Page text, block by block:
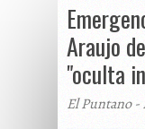
Araujo
"oculta
El Puntano -